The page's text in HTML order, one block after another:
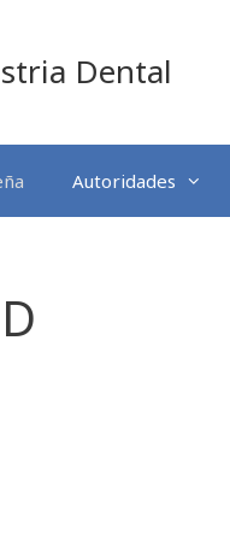
Dental
Autoridades